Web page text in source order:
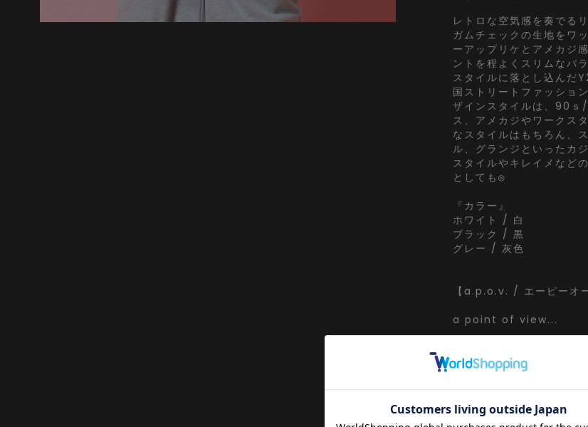
レトロな空気感を奏でる
ガムチェックの生地をワ
ーアップリケとアメカジ
ントを程よくスリムなバ
スタイルに落とし込んだ
国ストリートファッショ
ザインスタイルは、90ｓ
ス、アメカジやワークス
なスタイルはもちろん、
ル、グランジといったカ
スタイルやキレイメなど
としても◎
『カラー』
ホワイト / 白
ブラック / 黒
グレー / 灰色
【a.p.o.v. / エーピーオ
a point of view...
[日本人の視点]からセレ
ッション』がコンセプト。
韓国ストリートで日々更
わりを眺めながらぼんや
ずにセレクト。